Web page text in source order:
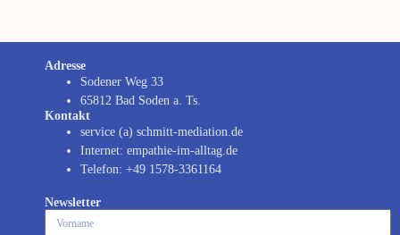
Adresse
Sodener Weg 33
65812 Bad Soden a. Ts.
Kontakt
service (a) schmitt-mediation.de
Internet: empathie-im-alltag.de
Telefon: +49 1578-3361164
Newsletter